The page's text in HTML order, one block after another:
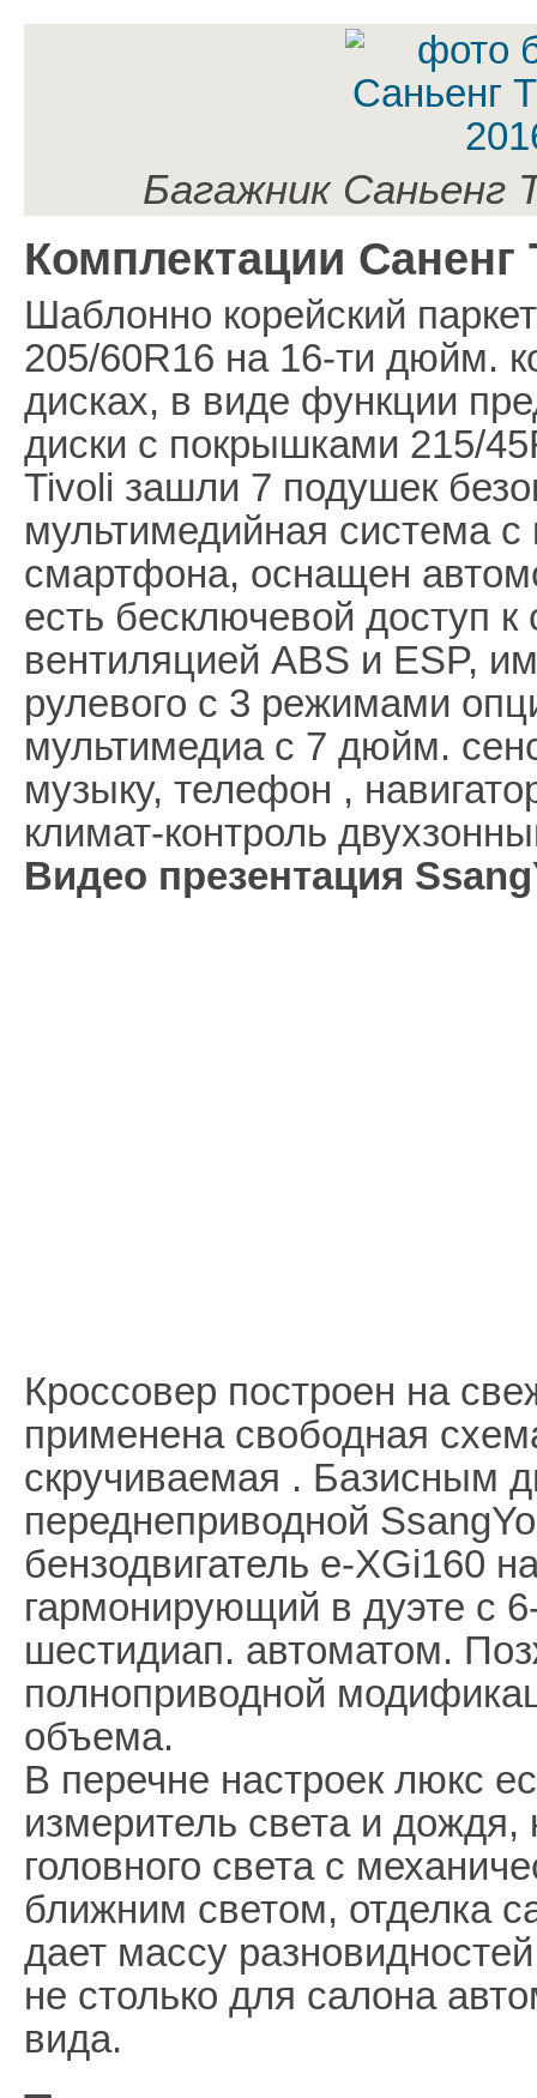
Багажник Саньенг
Комплектации Саненг
Шаблонно корейский
205/60R16 на 16-ти дюйм.
дисках, в виде функции
диски с покрышками 215/
Tivoli зашли 7 подушек
мультимедийная система
смартфона, оснащен
есть бесключевой доступ к
вентиляцией ABS и ESP,
рулевого с 3 режимами
мультимедиа с 7 дюйм.
музыку, телефон ,
климат-контроль
Видео презентация
Кроссовер построен на
применена свободная
скручиваемая . Базисным
переднеприводной
бензодвигатель e-XGi160
гармонирующий в дуэте с
шестидиап. автоматом.
полноприводной
объема.
В перечне настроек люкс
измеритель света и
головного света с
ближним светом, отделка
дает массу
не столько для салона
вида.